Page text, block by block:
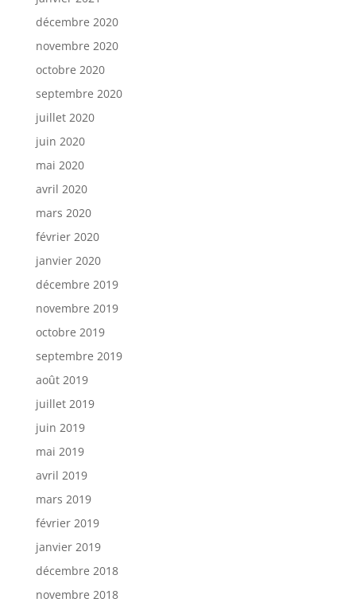
décembre 2020
novembre 2020
octobre 2020
septembre 2020
juillet 2020
juin 2020
mai 2020
avril 2020
mars 2020
février 2020
janvier 2020
décembre 2019
novembre 2019
octobre 2019
septembre 2019
août 2019
juillet 2019
juin 2019
mai 2019
avril 2019
mars 2019
février 2019
janvier 2019
décembre 2018
novembre 2018